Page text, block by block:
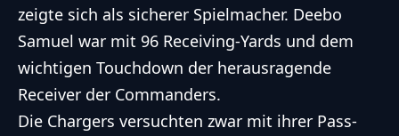
zeigte sich als sicherer Spielmacher. Deebo
Samuel war mit 96 Receiving-Yards und dem
wichtigen Touchdown der herausragende
Receiver der Commanders.
Die Chargers versuchten zwar mit ihrer Pass-